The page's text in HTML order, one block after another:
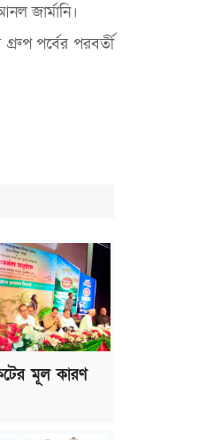
জার্মানি।
পর্বের পরবর্তী
মূল কারণ